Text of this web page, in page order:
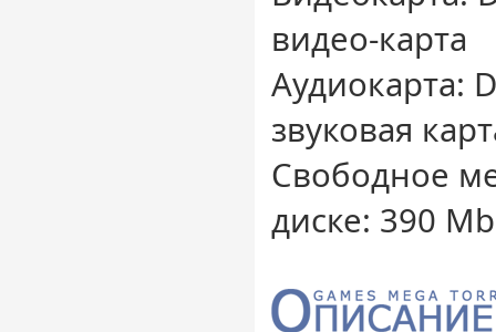
видео-карта
Аудиокарта:
звуковая
Свободное
диске: 390 Mb